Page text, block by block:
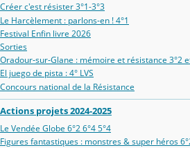
Créer c'est résister 3°1-3°3
Le Harcèlement : parlons-en ! 4°1
Festival Enfin livre 2026
Sorties
Oradour‑sur‑Glane : mémoire et résistance 3°2
El juego de pista : 4° LVS
Concours national de la Résistance
Actions projets 2024-2025
Le Vendée Globe 6°2 6°4 5°4
Figures fantastiques : monstres & super héros